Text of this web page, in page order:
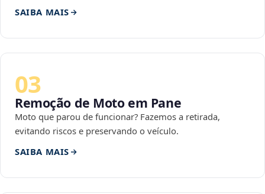
SAIBA MAIS
03
Remoção de Moto em Pane
Moto que parou de funcionar? Fazemos a retirada,
evitando riscos e preservando o veículo.
SAIBA MAIS